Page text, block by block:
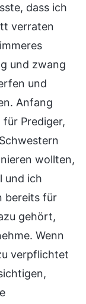
dass ich
verraten
und zwang
und
Anfang
Prediger,
wollten,
und ich
bereits für
gehört,
Wenn
verpflichtet